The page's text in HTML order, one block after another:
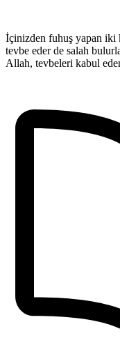
İçinizden fuhuş yapan iki
tevbe eder de salah
Allah, tevbeleri kabul